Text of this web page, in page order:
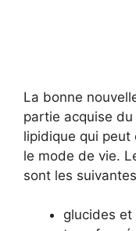
La bonne
partie acquise
lipidique qui
le mode de vie.
sont les
glucides